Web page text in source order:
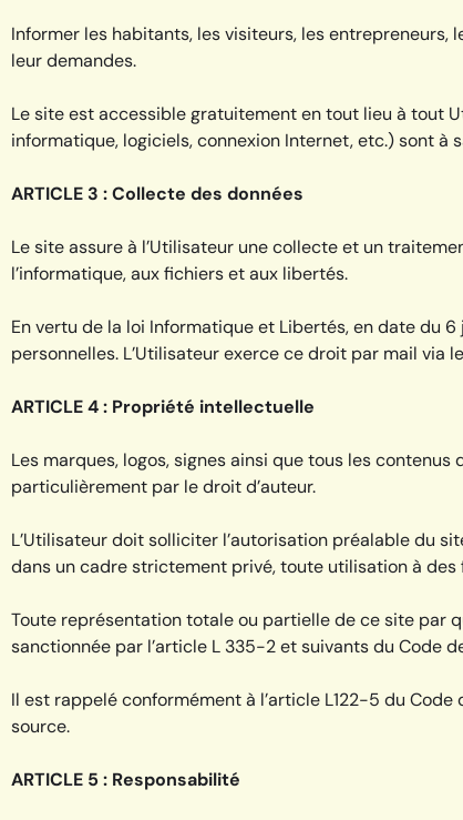
Informer les habitants, les visiteurs, les
leur demandes.
Le site est accessible gratuitement en tout lieu à tout
informatique, logiciels, connexion Internet, etc.) sont à
ARTICLE 3 : Collecte des données
Le site assure à l’Utilisateur une collecte et un
l’informatique, aux fichiers et aux libertés.
En vertu de la loi Informatique et Libertés, en date du
personnelles. L’Utilisateur exerce ce droit par mail via
ARTICLE 4 : Propriété intellectuelle
Les marques, logos, signes ainsi que tous les
particulièrement par le droit d’auteur.
L’Utilisateur doit solliciter l’autorisation préalable du
dans un cadre strictement privé, toute utilisation à
Toute représentation totale ou partielle de ce site par
sanctionnée par l’article L 335-2 et suivants du Code
Il est rappelé conformément à l’article L122-5 du
source.
ARTICLE 5 : Responsabilité